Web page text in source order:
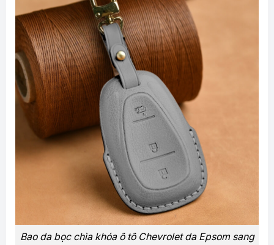
Bao da bọc chìa khóa ô tô Chevrolet da Epsom sang